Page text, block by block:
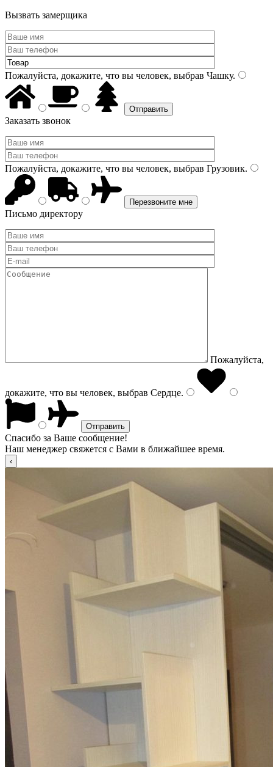
Вызвать замерщика
Пожалуйста, докажите, что вы человек, выбрав Чашку.
Заказать звонок
Пожалуйста, докажите, что вы человек, выбрав Грузовик.
Письмо директору
Пожалуйста,
докажите, что вы человек, выбрав Сердце.
Спасибо за Ваше сообщение!
Наш менеджер свяжется с Вами в ближайшее время.